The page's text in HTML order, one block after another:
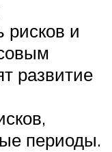
рисков и
развитие
периоды.